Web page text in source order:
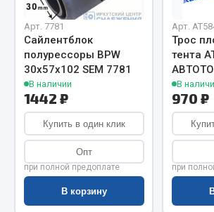
Весь раздел
Автомобильная электрика
Автолампы
Блоки реле и предохранителей
Вилки нагрузочные
Выключатели и переключатели
Выключатели кнопочные
Выключатель массы
Арт. 7781
Сайлентблок
полурессоры BPW
30х57х102 SEM 7781
В наличии
1442 ₽
Купить в один клик
Опт
при полной предоплате
В корзину
Арт.
Трос
тента
В
970 ₽
при